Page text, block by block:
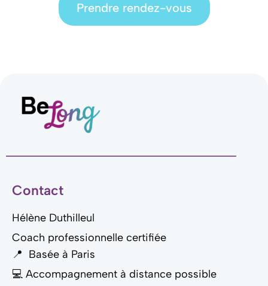
Prendre rendez-vous
Contact
Hélène Duthilleul
Coach professionnelle certifiée
📍 Basée à Paris
💻 Accompagnement à distance possible